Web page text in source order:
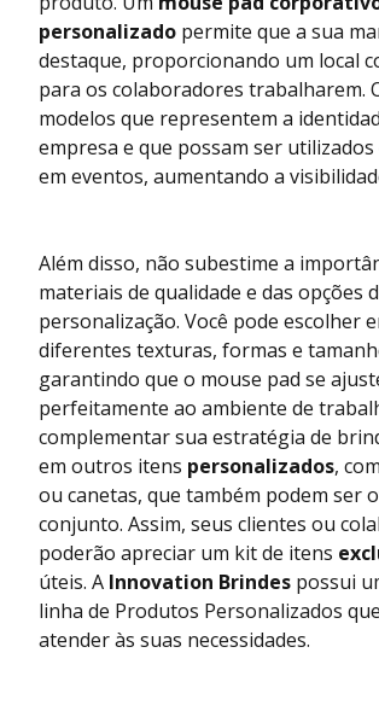
personalizado permite que a sua
destaque, proporcionando um local
para os colaboradores trabalharem.
modelos que representem a
empresa e que possam ser
em eventos, aumentando a
Além disso, não subestime a
materiais de qualidade e das opções
personalização. Você pode escolher
diferentes texturas, formas e
garantindo que o mouse pad se
perfeitamente ao ambiente de
complementar sua estratégia de
em outros itens personalizados,
ou canetas, que também podem ser
conjunto. Assim, seus clientes ou
poderão apreciar um kit de itens
úteis. A Innovation Brindes possui
linha de Produtos Personalizados
atender às suas necessidades.